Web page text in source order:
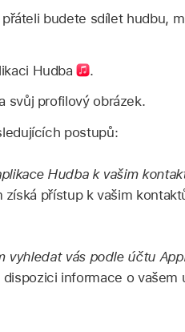
budete sdílet hudbu,
Hudba
.
svůj profilový obrázek.
postupů:
Hudba k vašim
získá přístup k vašim
vyhledat vás podle účtu
dispozici informace o